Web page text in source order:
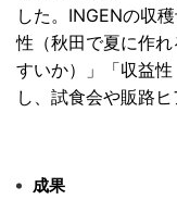
した。INGENの収穫
性（秋田で夏に作
すいか）」「収益性
し、試食会や販路ヒ
成果